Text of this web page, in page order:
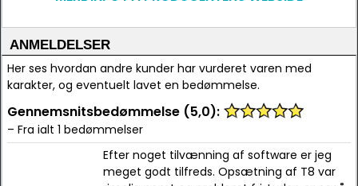
ANMELDELSER
Her ses hvordan andre kunder har vurderet varen med
karakter, og eventuelt lavet en bedømmelse.
Gennemsnitsbedømmelse (5,0):
– Fra ialt 1 bedømmelser
Efter noget tilvænning af software er jeg
meget godt tilfreds. Opsætning af T8 var